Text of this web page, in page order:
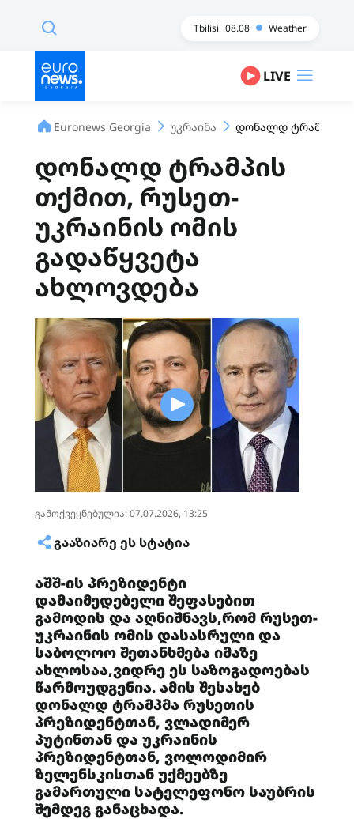
Tbilisi 08.08 Weather
LIVE
Euronews Georgia უკრაინა დონალდ ტრამპის
დონალდ ტრამპის
თქმით, რუსეთ-
უკრაინის ომის
გადაწყვეტა
ახლოვდება
გამოქვეყნებულია: 07.07.2026, 13:25
ᲒᲐᲐᲖᲘᲐᲠᲔ ᲔᲡ ᲡᲢᲐᲢᲘᲐ
აშშ-ის პრეზიდენტი
დამაიმედებელი შეფასებით
გამოდის და აღნიშნავს,რომ რუსეთ-
უკრაინის ომის დასასრული და
საბოლოო შეთანხმება იმაზე
ახლოსაა,ვიდრე ეს საზოგადოებას
წარმოუდგენია. ამის შესახებ
დონალდ ტრამპმა რუსეთის
პრეზიდენტთან, ვლადიმერ
პუტინთან და უკრაინის
პრეზიდენტთან, ვოლოდიმირ
ზელენსკისთან უქმეებზე
გამართული სატელეფონო საუბრის
შემდეგ განაცხადა.